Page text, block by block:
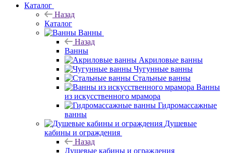
Каталог
Назад
Каталог
Ванны
Назад
Ванны
Акриловые ванны
Чугунные ванны
Стальные ванны
Ванны
из искусственного мрамора
Гидромассажные
ванны
Душевые
кабины и ограждения
Назад
Душевые кабины и ограждения